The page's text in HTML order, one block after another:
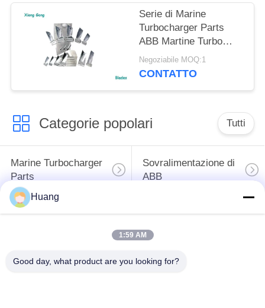
Serie di Marine
Turbocharger Parts
ABB Martine Turbo
VTC della paletta della
turbina
Negoziabile MOQ:1
CONTATTO
Categorie popolari Tutti
Marine Turbocharger
Parts
Sovralimentazione di
ABB
Mitsubishi HA
sovralimentazione
Huang
1:59 AM
Good day, what product are you looking for?